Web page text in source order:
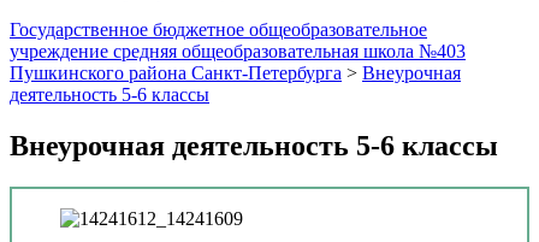
Государственное бюджетное общеобразовательное
учреждение средняя общеобразовательная школа №403
Пушкинского района Санкт-Петербурга > Внеурочная
деятельность 5-6 классы
Внеурочная деятельность 5-6 классы